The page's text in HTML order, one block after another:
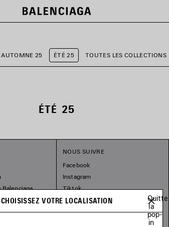
AUTOMNE 25 ÉTÉ 25 TOUTES LES COLLECTIONS
ÉTÉ 25
Balenciaga
NOUS SUIVRE
Facebook
Instagram
Tiktok
Pinterest
Linkedin
CHOISISSEZ VOTRE LOCALISATION
la
pop-
in